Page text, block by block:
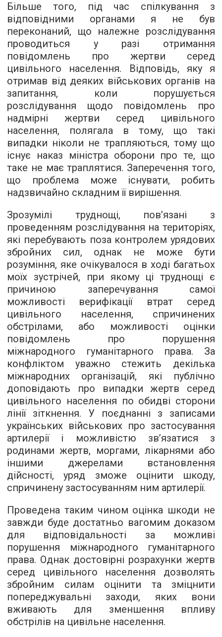
Більше того, під час спілкування з
відповідними органами я не був
переконаний, що належне розслідування
проводиться у разі отримання
повідомлень про жертви серед
цивільного населення. Відповідь, яку я
отримав від деяких військових органів на
запитання, коли порушується
розслідування щодо повідомлень про
надмірні жертви серед цивільного
населення, полягала в тому, що такі
випадки ніколи не трапляються, тому що
існує наказ міністра оборони про те, що
таке не має траплятися. Заперечення того,
що проблема може існувати, робить
надзвичайно складним її вирішення.
Зрозумілі труднощі, пов’язані з
проведенням розслідування на територіях,
які перебувають поза контролем урядових
збройних сил, однак не може бути
розуміння, яке очікувалося в ході багатьох
моїх зустрічей, при якому ці труднощі є
причиною заперечування самої
можливості верифікації втрат серед
цивільного населення, спричинених
обстрілами, або можливості оцінки
повідомлень про порушення
міжнародного гуманітарного права. За
конфліктом уважно стежить декілька
міжнародних організацій, які публічно
доповідають про випадки жертв серед
цивільного населення по обидві сторони
лінії зіткнення. У поєднанні з записами
українських військових про застосування
артилерії і можливістю зв’язатися з
родинами жертв, моргами, лікарнями або
іншими джерелами встановлення
дійсності, уряд зможе оцінити шкоду,
спричинену застосуванням ним артилерії.
Проведена таким чином оцінка шкоди не
завжди буде достатньо вагомим доказом
для відповідальності за можливі
порушення міжнародного гуманітарного
права. Однак достовірні розрахунки жертв
серед цивільного населення дозволять
збройним силам оцінити та зміцнити
попереджувальні заходи, яких вони
вживають для зменшення впливу
обстрілів на цивільне населення.